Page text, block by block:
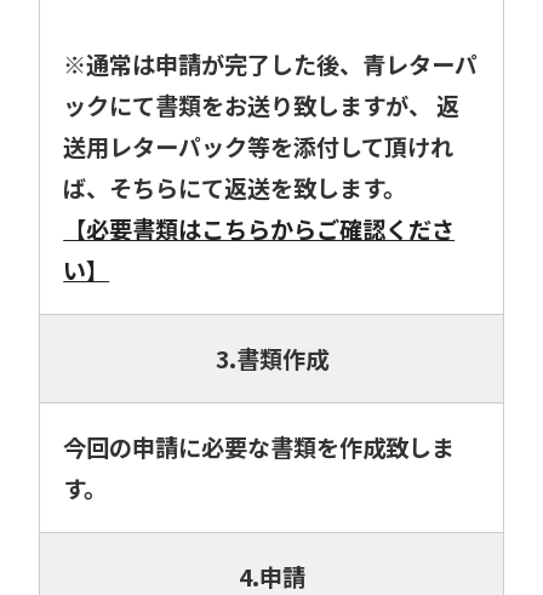
※通常は申請が完了した後、青レターパ
ックにて書類をお送り致しますが、 返
送用レターパック等を添付して頂けれ
ば、そちらにて返送を致します。
【必要書類はこちらからご確認くださ
い】
3.書類作成
今回の申請に必要な書類を作成致しま
す。
4.申請